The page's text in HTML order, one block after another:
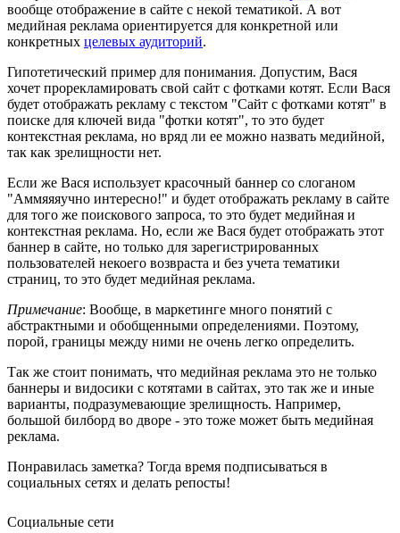
вообще отображение в сайте с некой тематикой. А вот
медийная реклама ориентируется для конкретной или
конкретных целевых аудиторий.
Гипотетический пример для понимания. Допустим, Вася
хочет прорекламировать свой сайт с фотками котят. Если Вася
будет отображать рекламу с текстом "Сайт с фотками котят" в
поиске для ключей вида "фотки котят", то это будет
контекстная реклама, но вряд ли ее можно назвать медийной,
так как зрелищности нет.
Если же Вася использует красочный баннер со слоганом
"Аммяяяучно интересно!" и будет отображать рекламу в сайте
для того же поискового запроса, то это будет медийная и
контекстная реклама. Но, если же Вася будет отображать этот
баннер в сайте, но только для зарегистрированных
пользователей некоего возвраста и без учета тематики
страниц, то это будет медийная реклама.
Примечание: Вообще, в маркетинге много понятий с
абстрактными и обобщенными определениями. Поэтому,
порой, границы между ними не очень легко определить.
Так же стоит понимать, что медийная реклама это не только
баннеры и видосики с котятами в сайтах, это так же и иные
варианты, подразумевающие зрелищность. Например,
большой билборд во дворе - это тоже может быть медийная
реклама.
Понравилась заметка? Тогда время подписываться в
социальных сетях и делать репосты!
Социальные сети